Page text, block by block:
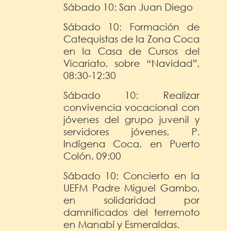
Sábado 10: San Juan Diego
Sábado 10: Formación de
Catequistas de la Zona Coca
en la Casa de Cursos del
Vicariato, sobre “Navidad”,
08:30-12:30
Sábado 10: Realizar
convivencia vocacional con
jóvenes del grupo juvenil y
servidores jóvenes, P.
Indígena Coca, en Puerto
Colón, 09:00
Sábado 10: Concierto en la
UEFM Padre Miguel Gambo,
en solidaridad por
damnificados del terremoto
en Manabí y Esmeraldas.